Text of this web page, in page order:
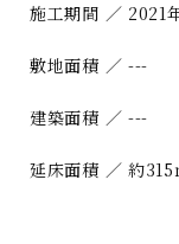
施工期間 ／ 2021
敷地面積 ／ ---
建築面積 ／ ---
延床面積 ／ 約